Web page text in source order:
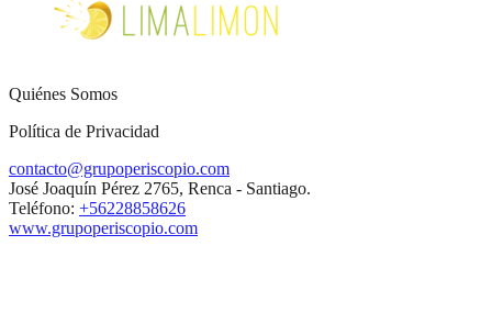
Quiénes Somos
Política de Privacidad
contacto@grupoperiscopio.com
José Joaquín Pérez 2765, Renca - Santiago.
Teléfono: +56228858626
www.grupoperiscopio.com